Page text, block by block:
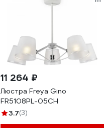
11 264 ₽
Люстра Freya Gino
FR5108PL-05CH
3.7(3)